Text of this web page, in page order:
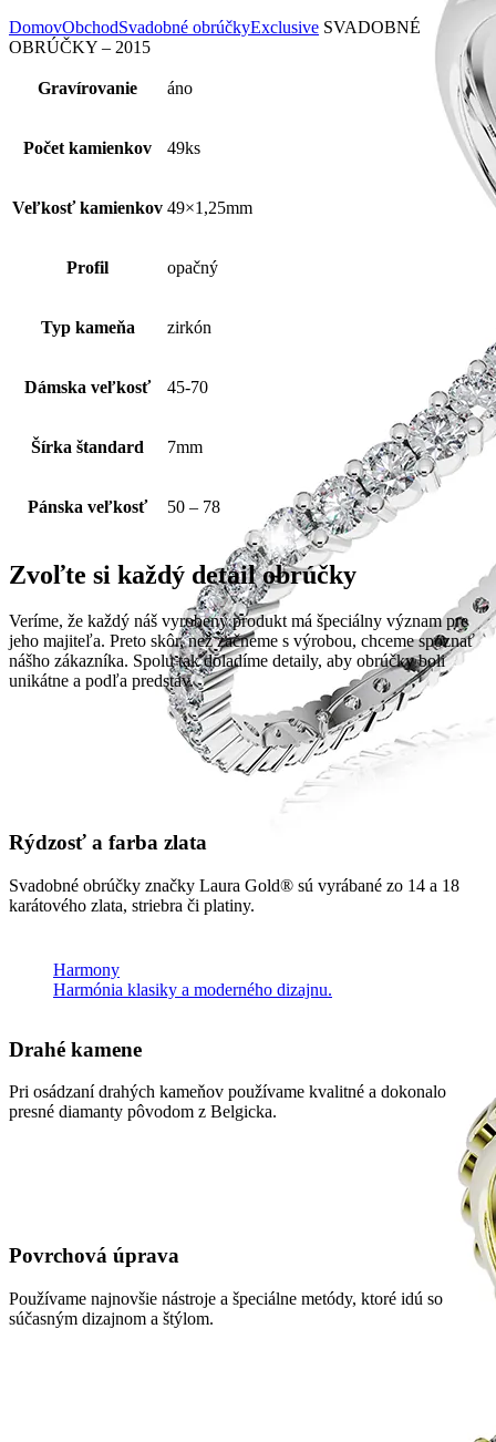
Harmony
Harmónia klasiky a moderného dizajnu.
DomovObchodSvadobné obrúčkyExclusive SVADOBNÉ
OBRÚČKY – 2015
Gravírovanie áno
Počet kamienkov 49ks
Veľkosť kamienkov 49×1,25mm
Profil opačný
Typ kameňa zirkón
Dámska veľkosť 45-70
Šírka štandard 7mm
Pánska veľkosť 50 – 78
Zvoľte si každý detail obrúčky
Veríme, že každý náš vyrobený produkt má špeciálny význam pre
jeho majiteľa. Preto skôr, než začneme s výrobou, chceme spoznať
nášho zákazníka. Spolu tak doladíme detaily, aby obrúčky boli
unikátne a podľa predstáv.
Rýdzosť a farba zlata
Svadobné obrúčky značky Laura Gold® sú vyrábané zo 14 a 18
karátového zlata, striebra či platiny.
Drahé kamene
Pri osádzaní drahých kameňov používame kvalitné a dokonalo
presné diamanty pôvodom z Belgicka.
Povrchová úprava
Používame najnovšie nástroje a špeciálne metódy, ktoré idú so
súčasným dizajnom a štýlom.